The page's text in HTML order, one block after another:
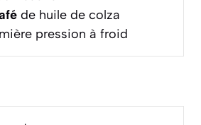
de huile de colza
pression à froid